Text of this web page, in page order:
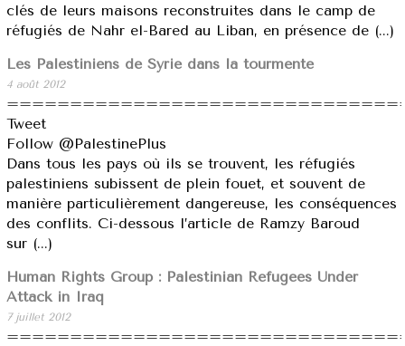
clés de leurs maisons reconstruites dans le camp de
réfugiés de Nahr el-Bared au Liban, en présence de (...)
Les Palestiniens de Syrie dans la tourmente
4 août 2012
Tweet
Follow @PalestinePlus
Dans tous les pays où ils se trouvent, les réfugiés
palestiniens subissent de plein fouet, et souvent de
manière particulièrement dangereuse, les conséquences
des conflits. Ci-dessous l’article de Ramzy Baroud
sur (...)
Human Rights Group : Palestinian Refugees Under
Attack in Iraq
7 juillet 2012